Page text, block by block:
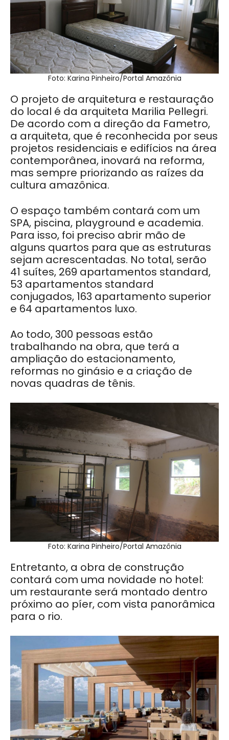
Foto: Karina Pinheiro/Portal Amazônia
O projeto de arquitetura e restauração
do local é da arquiteta Marilia Pellegri.
De acordo com a direção da Fametro,
a arquiteta, que é reconhecida por seus
projetos residenciais e edifícios na área
contemporânea, inovará na reforma,
mas sempre priorizando as raízes da
cultura amazônica.
O espaço também contará com um
SPA, piscina, playground e academia.
Para isso, foi preciso abrir mão de
alguns quartos para que as estruturas
sejam acrescentadas. No total, serão
41 suítes, 269 apartamentos standard,
53 apartamentos standard
conjugados, 163 apartamento superior
e 64 apartamentos luxo.
Ao todo, 300 pessoas estão
trabalhando na obra, que terá a
ampliação do estacionamento,
reformas no ginásio e a criação de
novas quadras de tênis.
Foto: Karina Pinheiro/Portal Amazônia
Entretanto, a obra de construção
contará com uma novidade no hotel:
um restaurante será montado dentro
próximo ao píer, com vista panorâmica
para o rio.